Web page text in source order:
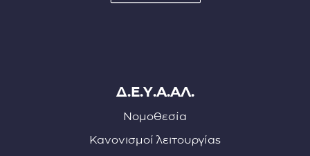
Δ.Ε.Υ.Α.ΑΛ.
Νομοθεσία
Κανονισμοί λειτουργίας